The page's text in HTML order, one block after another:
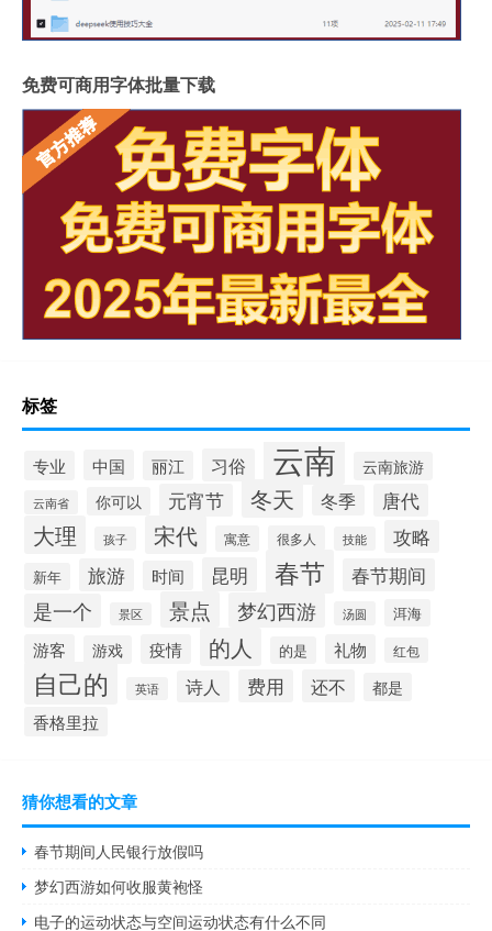
免费可商用字体批量下载
标签
专业 中国 丽江 习俗 云南 云南旅游
云南省 你可以 元宵节 冬天 冬季 唐代
大理 孩子 宋代 寓意 很多人 技能 攻略
新年 旅游 时间 昆明 春节 春节期间
是一个 景区 景点 梦幻西游 汤圆 洱海
游客 游戏 疫情 的人 的是 礼物 红包
自己的 英语 诗人 费用 还不 都是
香格里拉
猜你想看的文章
春节期间人民银行放假吗
梦幻西游如何收服黄袍怪
电子的运动状态与空间运动状态有什么不同